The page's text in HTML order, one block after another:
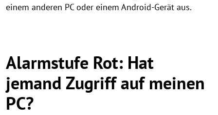
einem anderen PC oder einem Android-Gerät aus.
Alarmstufe Rot: Hat
jemand Zugriff auf meinen
PC?